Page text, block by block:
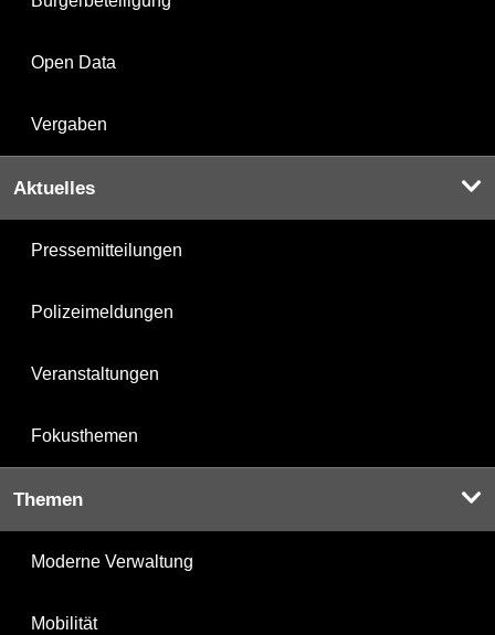
Open Data
Vergaben
Aktuelles
Pressemitteilungen
Polizeimeldungen
Veranstaltungen
Fokusthemen
Themen
Moderne Verwaltung
Mobilität